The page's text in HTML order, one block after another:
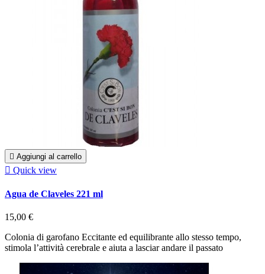
 Aggiungi al carrello
 Quick view
Agua de Claveles 221 ml
15,00 €
Colonia di garofano Eccitante ed equilibrante allo stesso tempo,
stimola l’attività cerebrale e aiuta a lasciar andare il passato